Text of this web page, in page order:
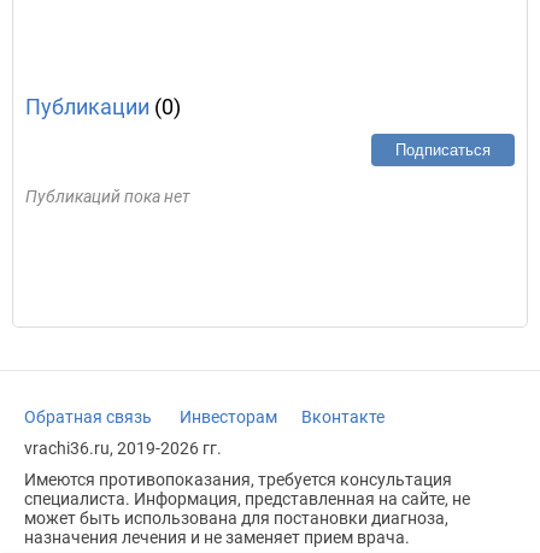
Публикации (0)
Подписаться
Публикаций пока нет
Обратная связь Инвесторам
Вконтакте
vrachi36.ru, 2019-2026 гг.
Имеются противопоказания, требуется консультация
специалиста. Информация, представленная на сайте, не
может быть использована для постановки диагноза,
назначения лечения и не заменяет прием врача.